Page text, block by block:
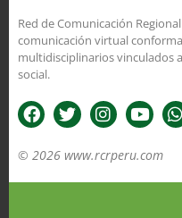
Red de Comunicación
comunicación virtual
multidisciplinarios vinculados
social.
© 2026 www.rcrperu.com